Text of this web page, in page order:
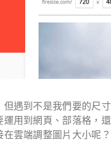
遇到不是我們要的尺
運用到網頁、部落格，
雲端調整圖片大小呢？